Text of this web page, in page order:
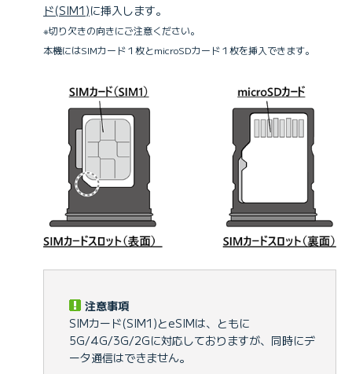
ド(SIM1)に挿入します。
※切り欠きの向きにご注意ください。
本機にはSIMカード１枚とmicroSDカード１枚を挿入できます。
注意事項
SIMカード(SIM1)とeSIMは、ともに
5G/4G/3G/2Gに対応しておりますが、同時にデ
ータ通信はできません。